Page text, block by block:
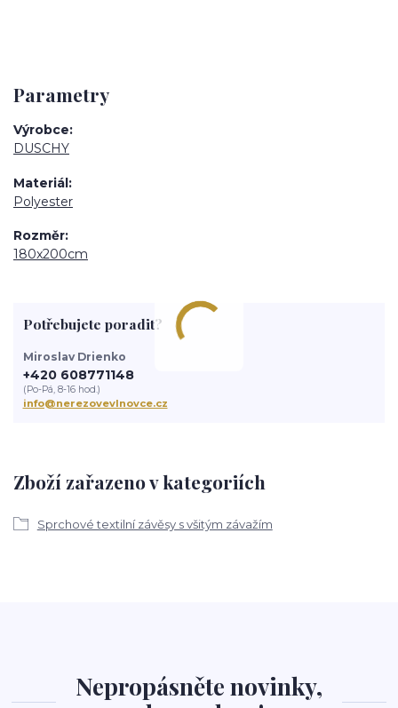
Parametry
Výrobce
DUSCHY
Materiál
Polyester
Rozměr
180x200cm
Zboží zařazeno v kategoriích
Sprchové textilní závěsy s všitým závažím
Potřebujete poradit?
Miroslav Drienko
+420 608771148
(Po-Pá, 8-16 hod.)
info@nerezovevlnovce.cz
Nepropásněte novinky,